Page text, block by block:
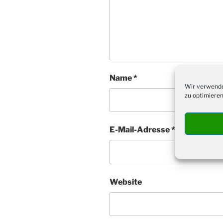
Wir
zu
Name*
E-Mail-Adresse*
Website